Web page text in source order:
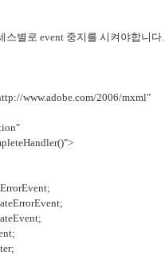
스별로 event 중지를 시켜야합니다.
www.adobe.com/2006/mxml"